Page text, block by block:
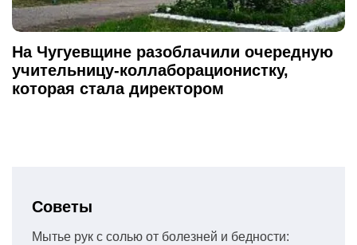
На Чугуевщине разоблачили очередную
учительницу-коллаборационистку,
которая стала директором
Советы
Мытье рук с солью от болезней и бедности: